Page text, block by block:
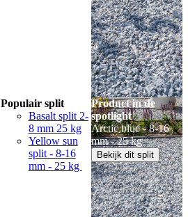
Populair split
Basalt split 2-
8 mm 25 kg
Yellow sun
split - 8-16
mm - 25 kg
Product in de
spotlight
Arctic blue - 8-16
mm - 25 kg
Bekijk dit split